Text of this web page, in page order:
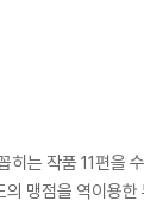
히는 작품 11편
맹점을 역이용